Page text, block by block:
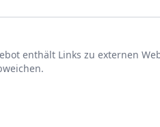
enthält Links zu externen